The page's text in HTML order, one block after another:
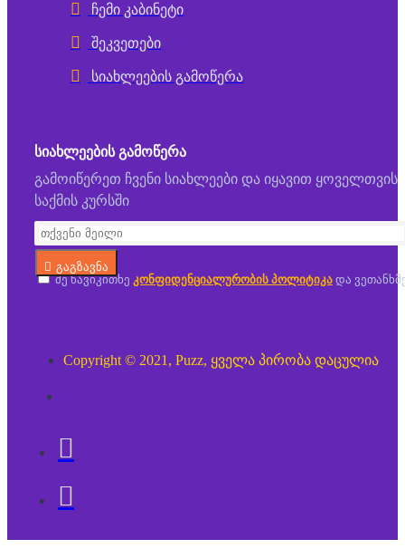
ჩემი კაბინეტი
შეკვეთები
სიახლეების გამოწერა
ᲡᲘᲐᲮᲚᲔᲔᲑᲘᲡ ᲒᲐᲛᲝᲬᲔᲠᲐ
გამოიწერეთ ჩვენი სიახლეები და იყავით ყოველთვის
საქმის კურსში
გაგზავნა
მე წავიკითხე კონფიდენციალურობის პოლიტიკა და
Copyright © 2021, Puzz, ყველა პირობა დაცულია